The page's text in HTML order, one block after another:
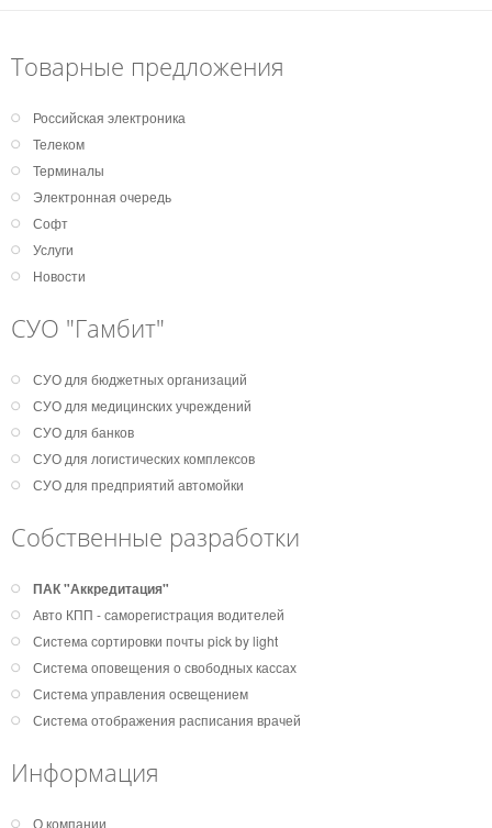
Товарные предложения
Российская электроника
Телеком
Терминалы
Электронная очередь
Софт
Услуги
Новости
СУО "Гамбит"
СУО для бюджетных организаций
СУО для медицинских учреждений
СУО для банков
СУО для логистических комплексов
СУО для предприятий автомойки
Собственные разработки
ПАК "Аккредитация"
Авто КПП - саморегистрация водителей
Система сортировки почты pick by light
Система оповещения о свободных кассах
Система управления освещением
Система отображения расписания врачей
Информация
О компании